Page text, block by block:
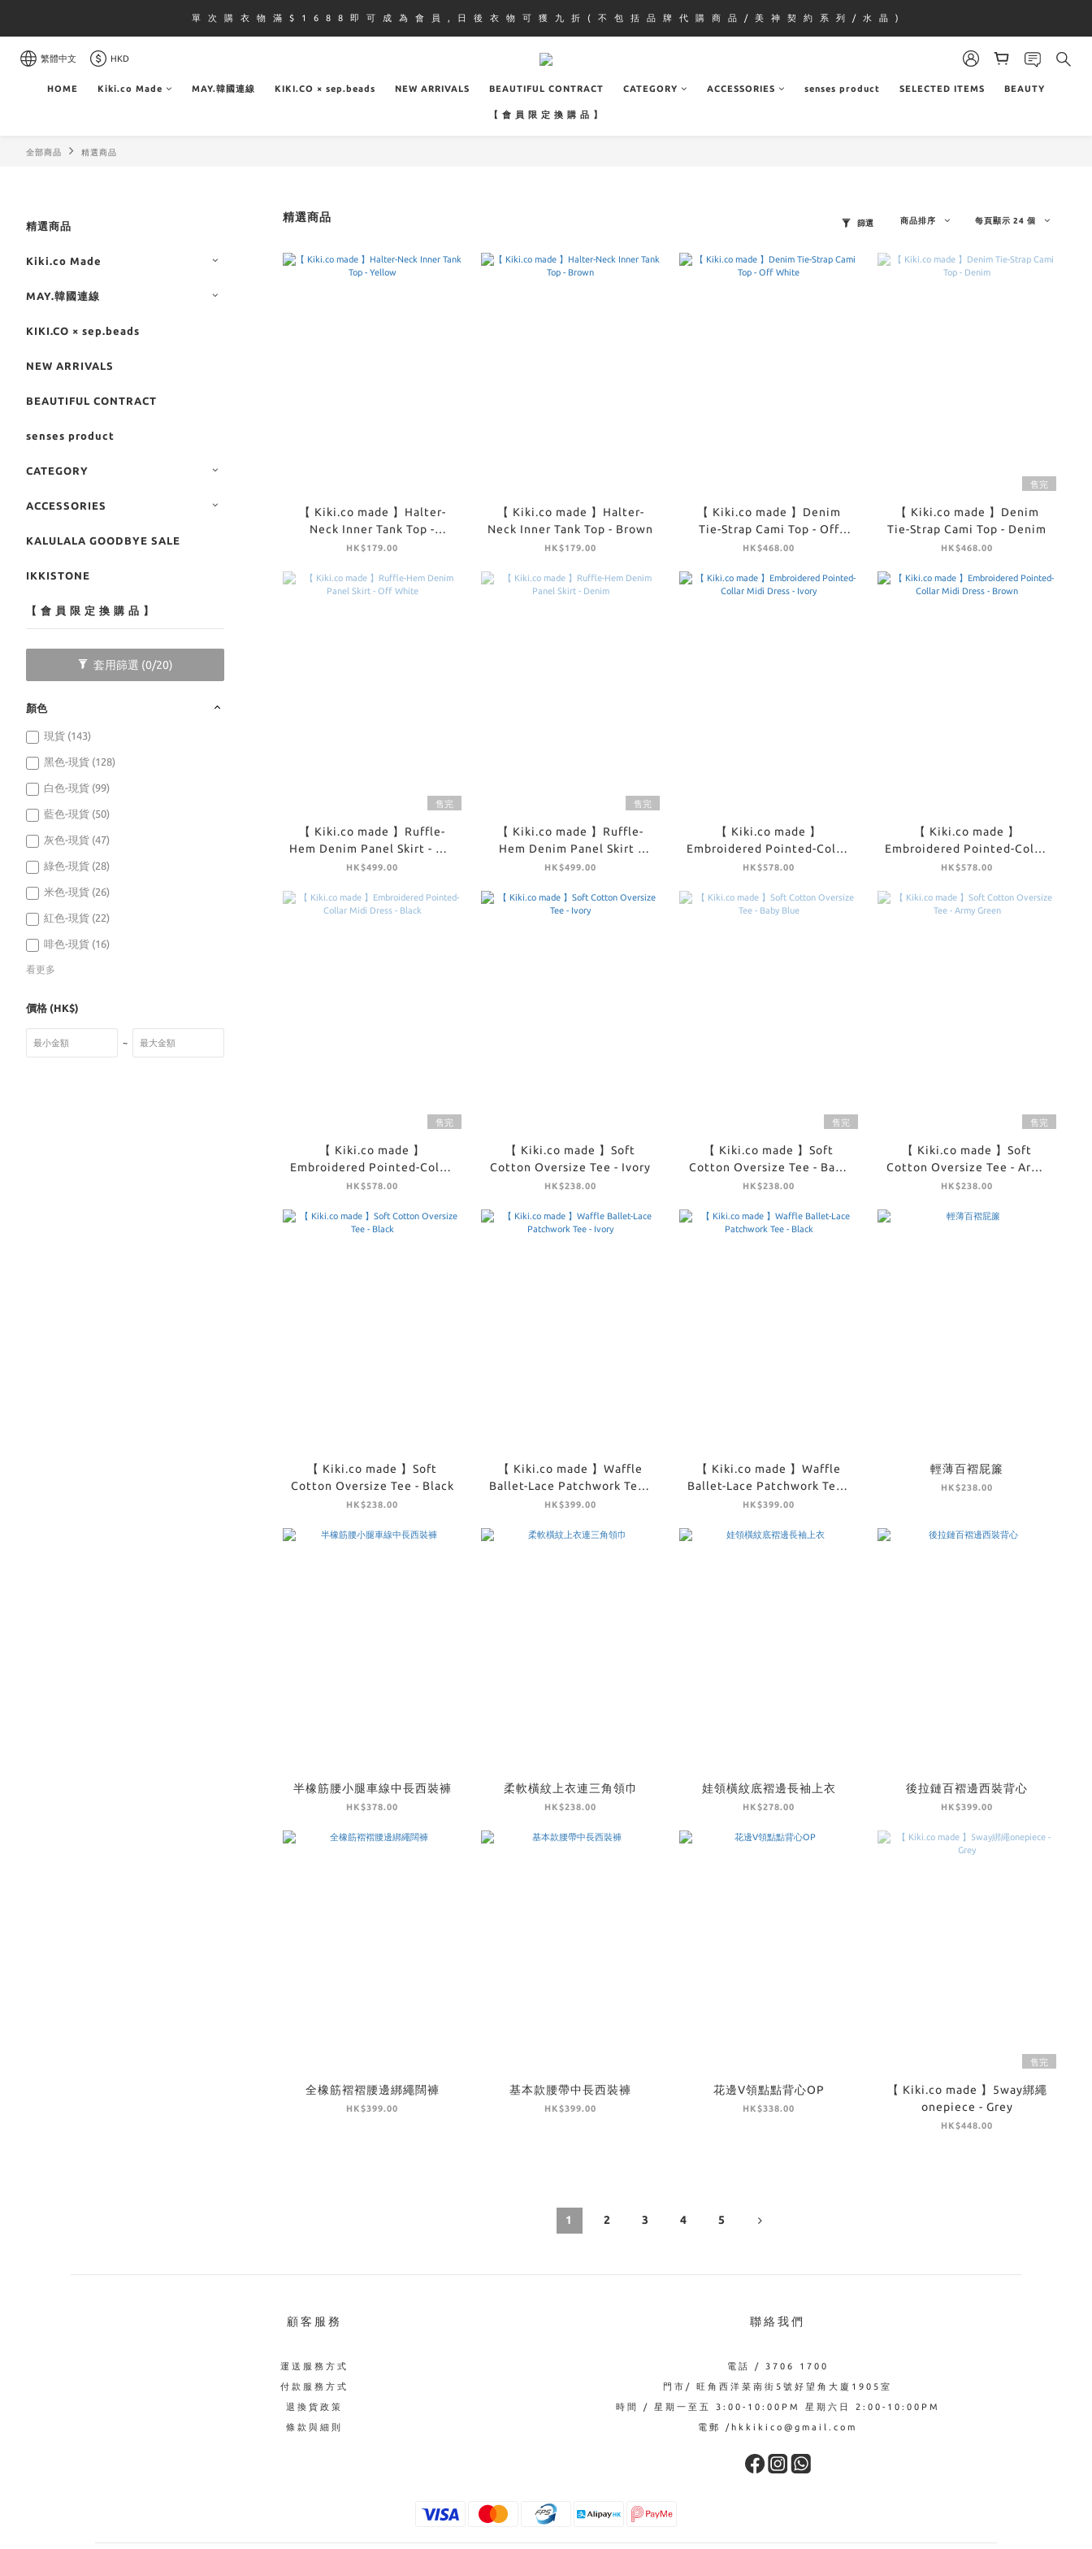
單 次 購 衣 物 滿 $ 1 6 8 8 即 可 成 為 會 員 , 日 後 衣 物 可 獲 九 折 ( 不 包 括 品 牌 代 購 商 品 / 美 神 契 約 系 列 / 水 晶 )
繁體中文 HKD
HOME Kiki.co Made MAY.韓國連線 KIKI.CO × sep.beads NEW ARRIVALS BEAUTIFUL CONTRACT CATEGORY ACCESSORIES senses product SELECTED ITEMS BEAUTY
【 會 員 限 定 換 購 品 】
全部商品 精選商品
精選商品
Kiki.co Made
MAY.韓國連線
KIKI.CO × sep.beads
NEW ARRIVALS
BEAUTIFUL CONTRACT
senses product
CATEGORY
ACCESSORIES
KALULALA GOODBYE SALE
IKKISTONE
【 會 員 限 定 換 購 品 】
套用篩選 (0/20)
顏色
現貨 (143)
黑色-現貨 (128)
白色-現貨 (99)
藍色-現貨 (50)
灰色-現貨 (47)
綠色-現貨 (28)
米色-現貨 (26)
紅色-現貨 (22)
啡色-現貨 (16)
看更多
價格 (HK$)
~
精選商品 篩選 商品排序 每頁顯示 24 個
【 Kiki.co made 】Halter-
Neck Inner Tank Top -
Yellow
HK$179.00
【 Kiki.co made 】Halter-
Neck Inner Tank Top - Brown
HK$179.00
【 Kiki.co made 】Denim
Tie-Strap Cami Top - Off
White
HK$468.00
售完
【 Kiki.co made 】Denim
Tie-Strap Cami Top - Denim
HK$468.00
售完
【 Kiki.co made 】Ruffle-
Hem Denim Panel Skirt - Off
White
HK$499.00
售完
【 Kiki.co made 】Ruffle-
Hem Denim Panel Skirt -
Denim
HK$499.00
【 Kiki.co made 】
Embroidered Pointed-Collar
Midi Dress - Ivory
HK$578.00
【 Kiki.co made 】
Embroidered Pointed-Collar
Midi Dress - Brown
HK$578.00
售完
【 Kiki.co made 】
Embroidered Pointed-Collar
Midi Dress - Black
HK$578.00
【 Kiki.co made 】Soft
Cotton Oversize Tee - Ivory
HK$238.00
售完
【 Kiki.co made 】Soft
Cotton Oversize Tee - Baby
Blue
HK$238.00
售完
【 Kiki.co made 】Soft
Cotton Oversize Tee - Army
Green
HK$238.00
【 Kiki.co made 】Soft
Cotton Oversize Tee - Black
HK$238.00
【 Kiki.co made 】Waffle
Ballet-Lace Patchwork Tee -
Ivory
HK$399.00
【 Kiki.co made 】Waffle
Ballet-Lace Patchwork Tee -
Black
HK$399.00
輕薄百褶屁簾
HK$238.00
半橡筋腰小腿車線中長西裝褲
HK$378.00
柔軟橫紋上衣連三角領巾
HK$238.00
娃領橫紋底褶邊長袖上衣
HK$278.00
後拉鏈百褶邊西裝背心
HK$399.00
全橡筋褶褶腰邊綁繩闊褲
HK$399.00
基本款腰帶中長西裝褲
HK$399.00
花邊V領點點背心OP
HK$338.00
售完
【 Kiki.co made 】5way綁繩
onepiece - Grey
HK$448.00
1 2 3 4 5
顧客服務
運送服務方式
付款服務方式
退換貨政策
條款與細則
聯絡我們
電話 / 3706 1700
門市/ 旺角西洋菜南街5號好望角大廈1905室
時間 / 星期一至五 3:00-10:00PM 星期六日 2:00-10:00PM
電郵 /hkkikico@gmail.com